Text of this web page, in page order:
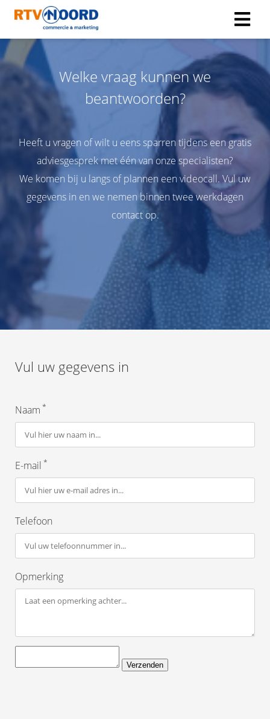
Welke vraag kunnen we
beantwoorden?
Heeft u vragen of wilt u eens sparren tijdens een gratis
adviesgesprek met één van onze specialisten?
We komen bij u langs of plannen een videocall. Vul uw
gegevens in en we nemen binnen twee werkdagen
contact op.
Vul uw gegevens in
Naam *
E-mail *
Telefoon
Opmerking
Verzenden